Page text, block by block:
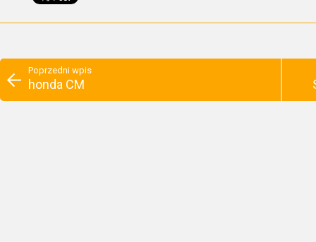
Poprzedni wpis
honda CM